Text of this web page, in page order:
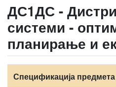
ДС1ДС -
системи -
планирање и
Спецификација предмета